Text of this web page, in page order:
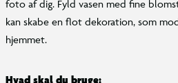
foto af dig. Fyld vasen med fine
kan skabe en flot dekoration, som
hjemmet.